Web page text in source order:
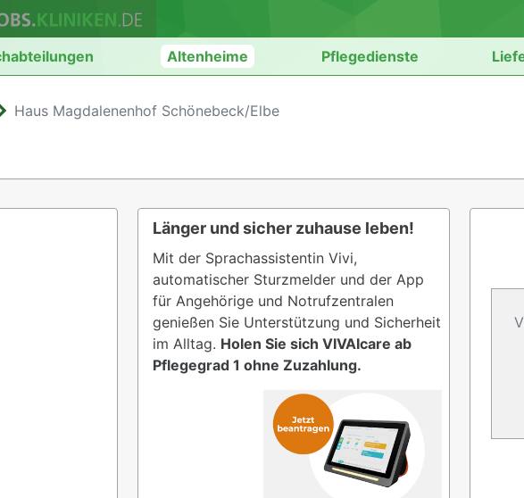
Altenheime Pflegedienste
Haus Magdalenenhof Schönebeck/Elbe
Länger und sicher zuhause leben!
Mit der Sprachassistentin Vivi,
automatischer Sturzmelder und der App
für Angehörige und Notrufzentralen
genießen Sie Unterstützung und Sicherheit
im Alltag. Holen Sie sich VIVAIcare ab
Pflegegrad 1 ohne Zuzahlung.